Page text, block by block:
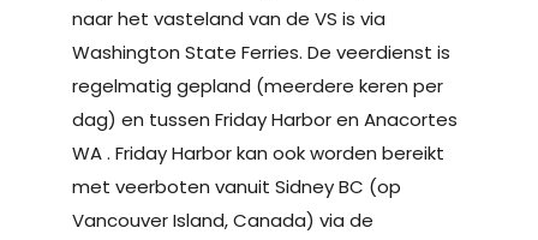
naar het vasteland van de VS is via
Washington State Ferries. De veerdienst is
regelmatig gepland (meerdere keren per
dag) en tussen Friday Harbor en Anacortes
WA . Friday Harbor kan ook worden bereikt
met veerboten vanuit Sidney BC (op
Vancouver Island, Canada) via de